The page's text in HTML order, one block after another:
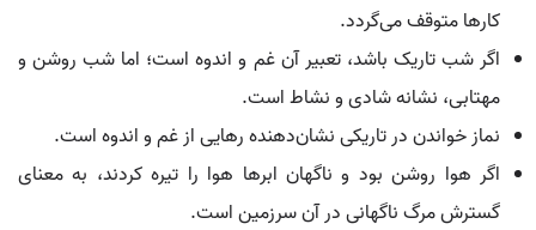
کارها متوقف می‌گردد.
اگر شب تاریک باشد، تعبیر آن غم و اندوه است؛ اما شب روشن و
مهتابی، نشانه شادی و نشاط است.
نماز خواندن در تاریکی نشان‌دهنده رهایی از غم و اندوه است.
اگر هوا روشن بود و ناگهان ابرها هوا را تیره کردند، به معنای
گسترش مرگ ناگهانی در آن سرزمین است.